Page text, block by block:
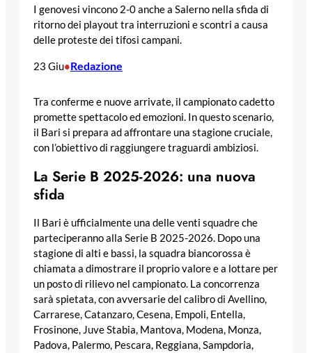
I genovesi vincono 2-0 anche a Salerno nella sfida di
ritorno dei playout tra interruzioni e scontri a causa
delle proteste dei tifosi campani.
23 Giu•Redazione
Tra conferme e nuove arrivate, il campionato cadetto
promette spettacolo ed emozioni. In questo scenario,
il Bari si prepara ad affrontare una stagione cruciale,
con l’obiettivo di raggiungere traguardi ambiziosi.
La Serie B 2025-2026: una nuova
sfida
Il Bari è ufficialmente una delle venti squadre che
parteciperanno alla Serie B 2025-2026. Dopo una
stagione di alti e bassi, la squadra biancorossa è
chiamata a dimostrare il proprio valore e a lottare per
un posto di rilievo nel campionato. La concorrenza
sarà spietata, con avversarie del calibro di Avellino,
Carrarese, Catanzaro, Cesena, Empoli, Entella,
Frosinone, Juve Stabia, Mantova, Modena, Monza,
Padova, Palermo, Pescara, Reggiana, Sampdoria,